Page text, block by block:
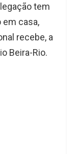
tem
em casa,
recebe, a
Beira-Rio.